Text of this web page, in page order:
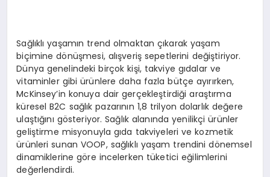
Sağlıklı yaşamın trend olmaktan çıkarak yaşam
biçimine dönüşmesi, alışveriş sepetlerini değiştiriyor.
Dünya genelindeki birçok kişi, takviye gıdalar ve
vitaminler gibi ürünlere daha fazla bütçe ayırırken,
McKinsey’in konuya dair gerçekleştirdiği araştırma
küresel B2C sağlık pazarının 1,8 trilyon dolarlık değere
ulaştığını gösteriyor. Sağlık alanında yenilikçi ürünler
geliştirme misyonuyla gıda takviyeleri ve kozmetik
ürünleri sunan VOOP, sağlıklı yaşam trendini dönemsel
dinamiklerine göre incelerken tüketici eğilimlerini
değerlendirdi.